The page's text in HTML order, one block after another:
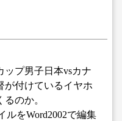
ップ男子日本vsカナ
が付けているイヤホ
のか。
ルをWord2002で編集